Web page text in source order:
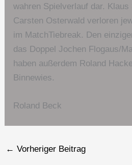
wahren Spielverlauf dar.
Carsten Osterwald verloren
im MatchTiebreak. Den
das Doppel Jochen Flogaus/
haben außerdem Roland
Binnewies.
Roland Beck
← Vorheriger Beitrag